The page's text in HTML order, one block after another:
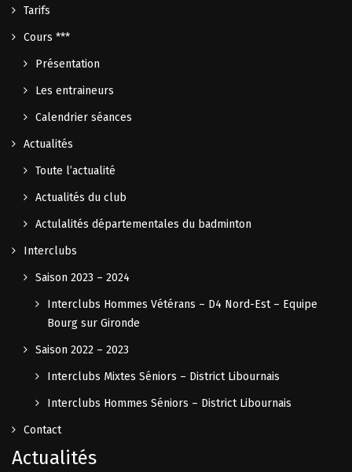
Tarifs
Cours ***
Présentation
Les entraineurs
Calendrier séances
Actualités
Toute l’actualité
Actualités du club
Actulalités départementales du badminton
Interclubs
Saison 2023 – 2024
Interclubs Hommes Vétérans – D4 Nord-Est – Equipe
Bourg sur Gironde
Saison 2022 – 2023
Interclubs Mixtes Séniors – District Libournais
Interclubs Hommes Séniors – District Libournais
Contact
Actualités